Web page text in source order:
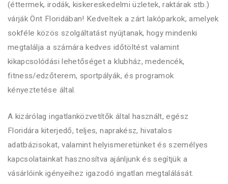
(éttermek, irodák, kiskereskedelmi üzletek, raktárak stb.)
várják Önt Floridában! Kedveltek a zárt lakóparkok, amelyek
sokféle közös szolgáltatást nyújtanak, hogy mindenki
megtalálja a számára kedves időtöltést valamint
kikapcsolódási lehetőséget a klubház, medencék,
fitness/edzőterem, sportpályák, és programok
kényeztetése által.
A kizárólag ingatlanközvetítők által használt, egész
Floridára kiterjedő, teljes, naprakész, hivatalos
adatbázisokat, valamint helyismeretünket és személyes
kapcsolatainkat hasznosítva ajánljunk és segítjük a
vásárlóink igényeihez igazodó ingatlan megtalálását.